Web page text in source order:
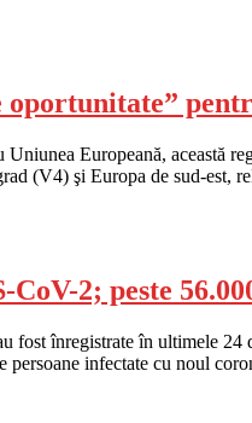
Europeană,
(V4) şi Europa de sud-
2; peste
înregistrate în ultimele
infectate cu noul